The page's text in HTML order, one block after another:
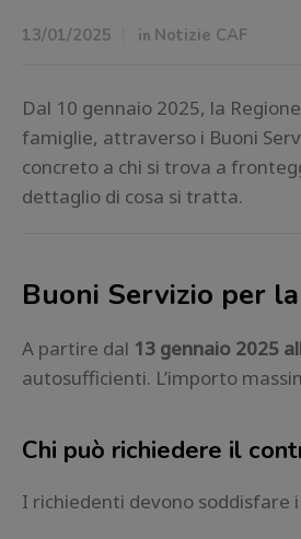
13/01/2025 in Notizie CAF
Dal 10 gennaio 2025, la
famiglie, attraverso i Buoni
concreto a chi si trova a
dettaglio di cosa si tratta.
Buoni Servizio per
A partire dal 13 gennaio 2025
autosufficienti. L’importo
Chi può richiedere il
I richiedenti devono soddisfare